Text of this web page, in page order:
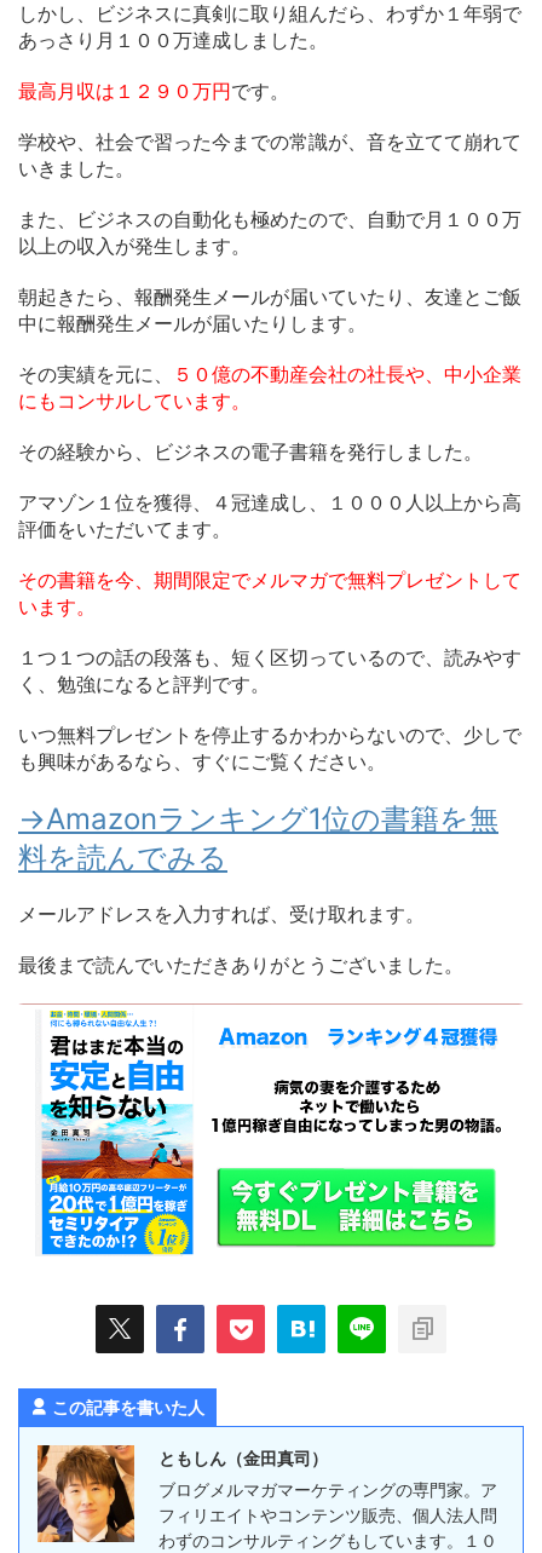
しかし、ビジネスに真剣に取り組んだら、わずか１年弱で
あっさり月１００万達成しました。
最高月収は１２９０万円です。
学校や、社会で習った今までの常識が、音を立てて崩れて
いきました。
また、ビジネスの自動化も極めたので、自動で月１００万
以上の収入が発生します。
朝起きたら、報酬発生メールが届いていたり、友達とご飯
中に報酬発生メールが届いたりします。
その実績を元に、
５０億の不動産会社の社長や、中小企業
にもコンサルしています。
その経験から、ビジネスの電子書籍を発行しました。
アマゾン１位を獲得、４冠達成し、１０００人以上から高
評価をいただいてます。
その書籍を今、期間限定でメルマガで無料プレゼントして
います。
１つ１つの話の段落も、短く区切っているので、読みやす
く、勉強になると評判です。
いつ無料プレゼントを停止するかわからないので、少しで
も興味があるなら、すぐにご覧ください。
→Amazonランキング1位の書籍を無
料を読んでみる
メールアドレスを入力すれば、受け取れます。
最後まで読んでいただきありがとうございました。
この記事を書いた人
ともしん（金田真司）
ブログメルマガマーケティングの専門家。ア
フィリエイトやコンテンツ販売、個人法人問
わずのコンサルティングもしています。１０